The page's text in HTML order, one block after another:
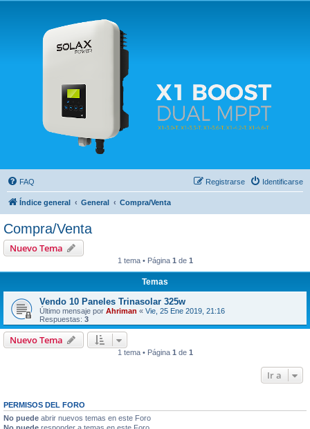
Solax FAQ
Lugar para intercambiar dudas sobre inversores solares Solax y temas relacionados.
FAQ Identificarse
Registrarse
Índice general General Compra/Venta
Compra/Venta
Nuevo Tema
1 tema • Página 1 de 1
Temas
Vendo 10 Paneles Trinasolar 325w
Último mensaje por Ahriman « Vie, 25 Ene 2019, 21:16
Respuestas: 3
Nuevo Tema
1 tema • Página 1 de 1
Ir a
PERMISOS DEL FORO
No puede abrir nuevos temas en este Foro